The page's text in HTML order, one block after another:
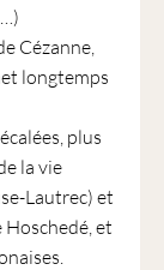
Cézanne,
longtemps
plus
la vie
Lautrec) et
et